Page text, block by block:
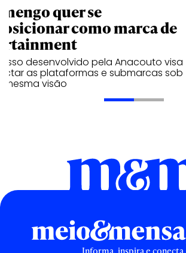
quer se
como marca de
desenvolvido pela Anacouto visa
as plataformas e submarcas sob
mesma visão